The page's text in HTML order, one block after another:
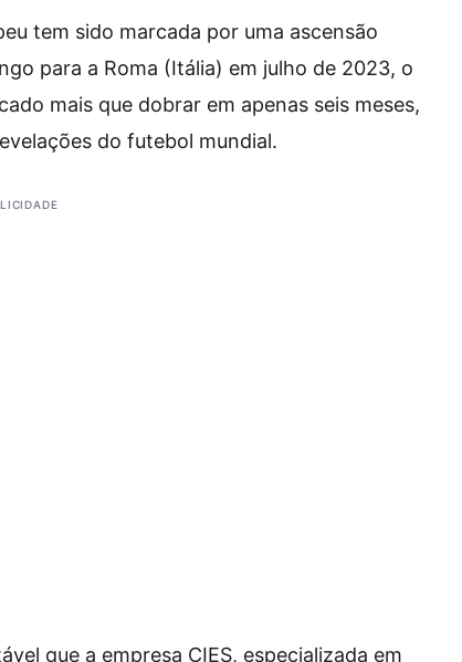
tem sido marcada por uma ascensão
para a Roma (Itália) em julho de 2023, o
mais que dobrar em apenas seis meses,
do futebol mundial.
que a empresa CIES, especializada em